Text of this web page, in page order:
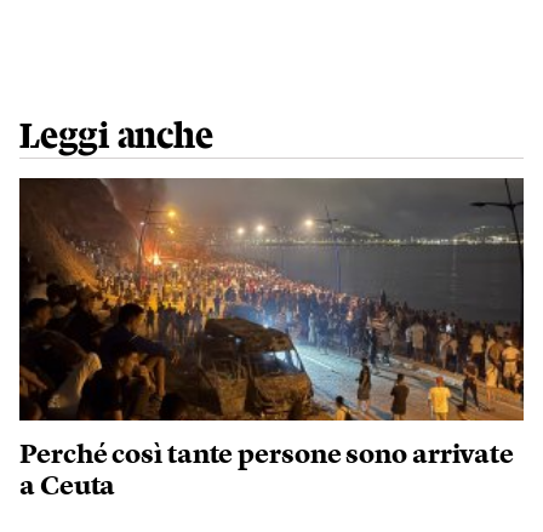
Leggi anche
Perché così tante persone sono arrivate
a Ceuta